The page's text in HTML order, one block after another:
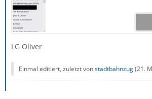
LG Oliver
Einmal editiert, zuletzt vonstadtbahnzug(21.